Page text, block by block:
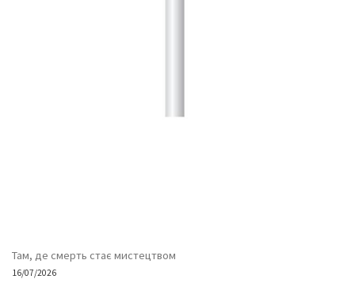
Там, де смерть стає мистецтвом
16/07/2026